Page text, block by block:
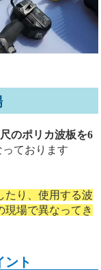
のポリカ波板を6
っております
たり、使用する波
現場で異なってき
ント